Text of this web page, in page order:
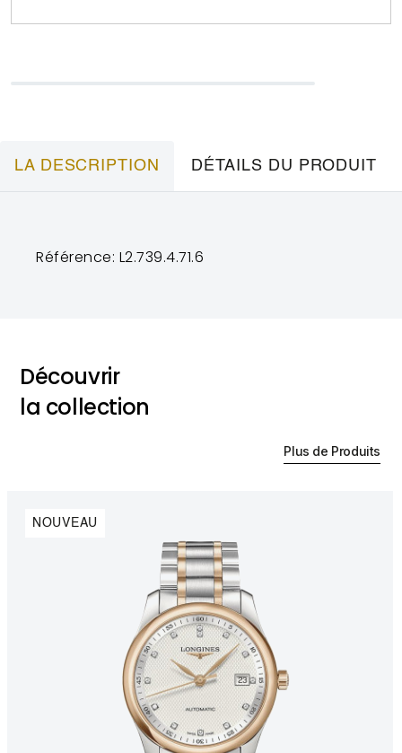
LA DESCRIPTION DÉTAILS DU PRODUIT
Référence: L2.739.4.71.6
Découvrir
la collection
Plus de Produits
NOUVEAU